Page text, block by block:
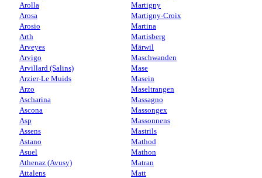
Arolla
Arosa
Arosio
Arth
Arveyes
Arvigo
Arvillard (Salins)
Arzier-Le Muids
Arzo
Ascharina
Ascona
Asp
Assens
Astano
Asuel
Athenaz (Avusy)
Attalens
Martigny
Martigny-Croix
Martina
Martisberg
Märwil
Maschwanden
Mase
Masein
Maseltrangen
Massagno
Massongex
Massonnens
Mastrils
Mathod
Mathon
Matran
Matt